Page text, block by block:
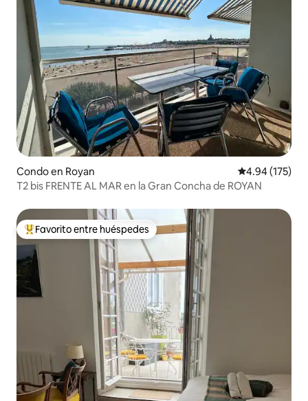
Condo en Royan Calificación
4.94 (175)
T2 bis FRENTE AL MAR en la Gran Concha de ROYAN
Favorito entre huéspedes preferido
Favorito entre huéspedes